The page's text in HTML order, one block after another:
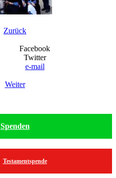
Zurück
Facebook
Twitter
e-mail
Weiter
Spenden
Testamentspende